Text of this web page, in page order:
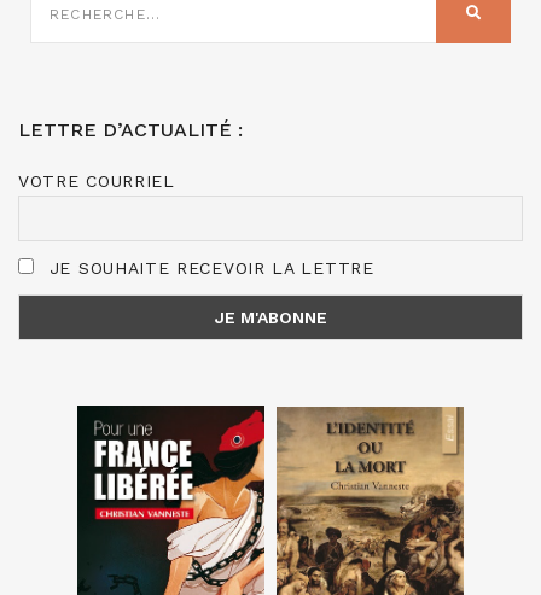
SUR
LETTRE D’ACTUALITÉ :
VOTRE COURRIEL
JE SOUHAITE RECEVOIR LA LETTRE